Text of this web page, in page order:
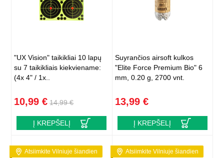
"UX Vision" taikikliai 10 lapų
su 7 taikikliais kiekviename:
(4x 4" / 1x..
10,99 € 14,99 €
Į KREPŠELĮ
Suyrančios airsoft kulkos
"Elite Force Premium Bio" 6
mm, 0.20 g, 2700 vnt.
13,99 €
Į KREPŠELĮ
Atsiimkite Vilniuje šiandien Atsiimkite Vilniuje šiandien